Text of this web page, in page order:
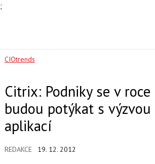
;
CIOtrends
Citrix: Podniky se v
budou potýkat s výzvou
aplikací
REDAKCE 19. 12. 2012